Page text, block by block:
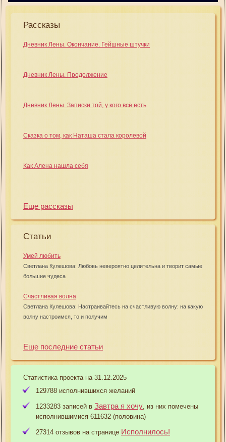
Рассказы
Дневник Лены. Окончание. Гейшные штучки
Дневник Лены. Продолжение
Дневник Лены. Записки той, у кого всё есть
Сказка о том, как Наташа стала королевой
Как Алена нашла себя
Еще рассказы
Статьи
Умей любить
Светлана Кулешова: Любовь невероятно целительна и творит самые
большие чудеса
Счастливая волна
Светлана Кулешова: Настраивайтесь на счастливую волну: на какую
волну настроимся, то и получим
Еще последние статьи
Статистика проекта на 31.12.2025
129788 исполнившихся желаний
1233283 записей в Завтра я хочу , из них помечены
исполнившимися 611632 (половина)
27314 отзывов на странице Исполнилось!